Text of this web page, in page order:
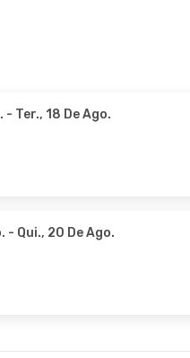
- Ter., 18 De Ago.
- Qui., 20 De Ago.